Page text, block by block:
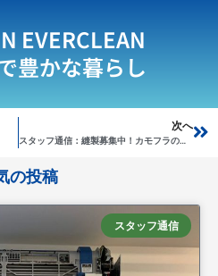
EVERCLEAN
豊かな暮らし
次へ
スタッフ通信：縫製募集中！カモフラのエアコンカバー
の投稿
スタッフ通信